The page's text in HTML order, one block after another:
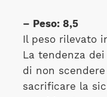
– Peso: 8,5
Il peso rilevato
La tendenza
di non
sacrificare la